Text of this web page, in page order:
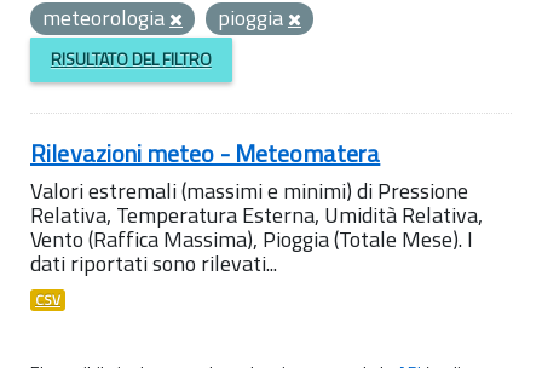
meteorologia
pioggia
RISULTATO DEL FILTRO
Rilevazioni meteo - Meteomatera
Valori estremali (massimi e minimi) di Pressione
Relativa, Temperatura Esterna, Umidità Relativa,
Vento (Raffica Massima), Pioggia (Totale Mese). I
dati riportati sono rilevati...
CSV